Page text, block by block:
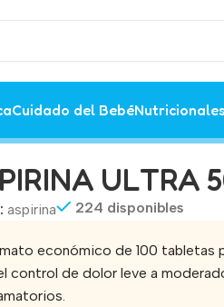
Cuidado del BebéNutricionales
ULTRA
aspirina 224 disponibles
económico de 100 tabletas
control de dolor leve a